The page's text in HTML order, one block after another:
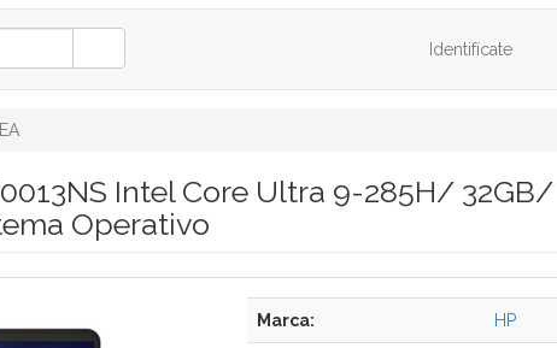
Identifícate
Intel Core Ultra 9-285H/
Operativo
Marca: HP